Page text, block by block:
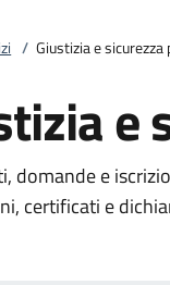
/ Giustizia e sicurezza
e
domande e
certificati e